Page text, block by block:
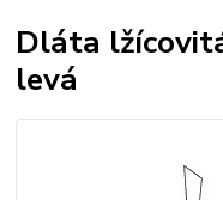
Dláta
levá